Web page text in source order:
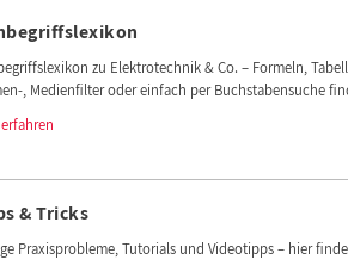
zu Elektrotechnik & Co. – Formeln,
, Medienfilter oder einfach per Buchstabensuche
& Tricks
Praxisprobleme, Tutorials und Videotipps – hier